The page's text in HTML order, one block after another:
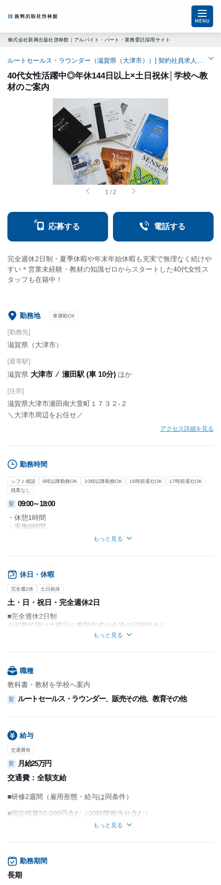
株式会社新興出版社啓林館｜アルバイト・パート・業務委託採用サイト
ルートセールス・ラウンダー（滋賀県（大津市））| 契約社員求人（瀬田駅）
40代女性活躍中◎年休144日以上×土日祝休│学校へ教
材のご案内
1 /2
応募する 電話する
完全週休2日制・夏季休暇や年末年始休暇も充実で無理なく続けや
すい＊営業未経験・教材の知識ゼロからスタートした40代女性ス
タッフも在籍中！
勤務地 車通勤OK
[勤務先]
滋賀県（大津市）
[最寄駅]
滋賀県 大津市 ⁄ 瀬田駅 (車 10分) ほか
[住所]
滋賀県大津市瀬田南大萱町１７３２‐２
＼大津市周辺をお任せ／
アクセス詳細を見る
勤務時間
シフト相談 9時以降勤務OK 10時以降勤務OK 16時前退社OK
17時前退社OK
残業なし
契 09:00～18:00
・休憩1時間
・実働8時間
※勤務時間はご自身で調整可能
エリア毎に指定された学校から
月ごとに自身で予定表を作成
↓
月末に訪問数などを確認し、
給与お支払い
もっと見る
休日・休暇
完全週2休 土日祝休
土・日・祝日・完全週休2日
■完全週休2日制
※超繁忙期は土曜日に書類作成や会議の可能性あり
※外勤150～170日/内勤30～50日)
■夏季休暇8日
■年末年始休暇9日
■他、会社指定の休暇あり
もっと見る
職種
教科書・教材を学校へ案内
契 ルートセールス・ラウンダー、販売その他、教育その他
給与
交通費有
契
月給25万円
交通費： 全額支給
■研修2週間（雇用形態・給与は同条件）
■固定残業50,000円含む（30時間相当分含む）
■荷物保管手当(2000円/月)
┗外回りで使う教材を自宅で保管して頂きます。
もっと見る
勤務期間
長期